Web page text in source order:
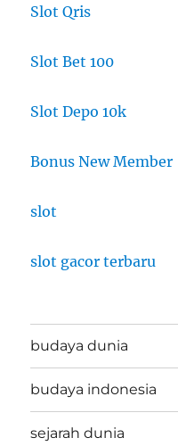
Slot Qris
Slot Bet 100
Slot Depo 10k
Bonus New Member
slot
slot gacor terbaru
budaya dunia
budaya indonesia
sejarah dunia